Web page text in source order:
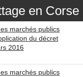
en Corse
marchés publics
du décret
2016
marchés publics